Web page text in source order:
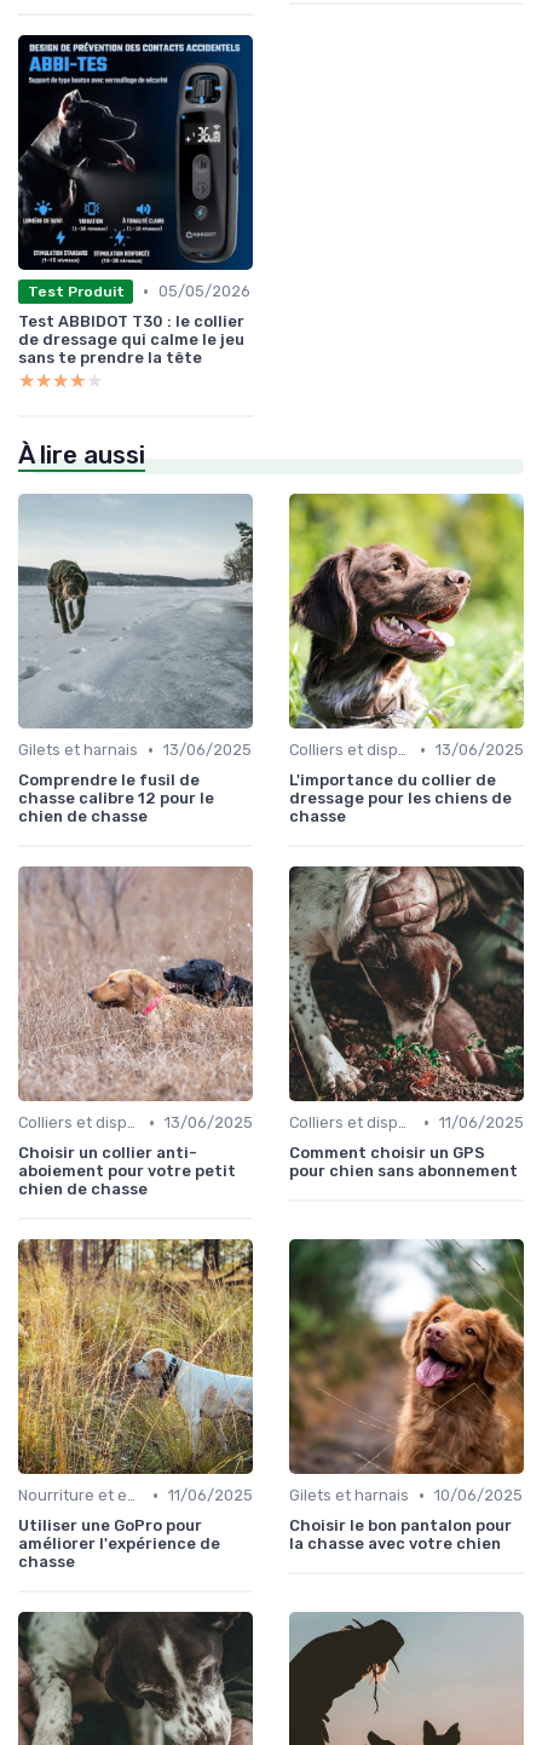
Test Produit • 05/05/2026
Test ABBIDOT T30 : le collier
de dressage qui calme le jeu
sans te prendre la tête
★★★★★
★★★★★
À lire aussi
Gilets et harnais • 13/06/2025
Comprendre le fusil de
chasse calibre 12 pour le
chien de chasse
Colliers et dispositifs de suivi • 13/06/2025
L'importance du collier de
dressage pour les chiens de
chasse
Colliers et dispositifs de suivi • 13/06/2025
Choisir un collier anti-
aboiement pour votre petit
chien de chasse
Colliers et dispositifs de suivi • 11/06/2025
Comment choisir un GPS
pour chien sans abonnement
Nourriture et eau en déplacement • 11/06/2025
Utiliser une GoPro pour
améliorer l'expérience de
chasse
Gilets et harnais • 10/06/2025
Choisir le bon pantalon pour
la chasse avec votre chien